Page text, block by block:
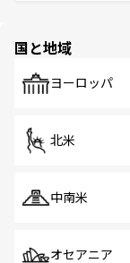
で、ホ
国と地域
ヨーロッパ
北米
中南米
オセアニア